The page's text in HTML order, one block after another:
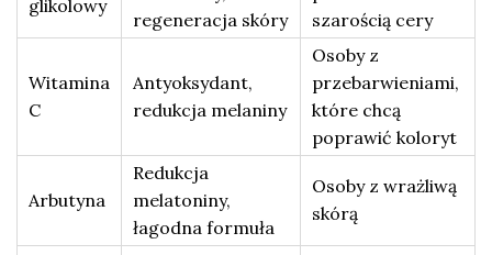
glikolowy
regeneracja skóry
szarością cery
Witamina
C
Antyoksydant,
redukcja melaniny
Osoby z
przebarwieniami,
które chcą
poprawić koloryt
Arbutyna
Redukcja
melatoniny,
łagodna formuła
Osoby z wrażliwą
skórą